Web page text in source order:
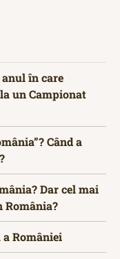
în care
un Campionat
Când a
Dar cel mai
România?
României